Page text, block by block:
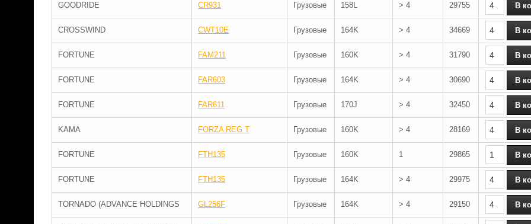
GOODRIDE CR931 Грузовые 158L > 4 29755
CROSSWIND CWT10E Грузовые 164K > 4 34669
FORTUNE FAM211 Грузовые 160K > 4 31790
FORTUNE FAR603 Грузовые 164K > 4 30690
FORTUNE FAR611 Грузовые 170J > 4 32450
KAMA FORZA REG T Грузовые 160K > 4 28169
FORTUNE FTH135 Грузовые 160K 1 29865
FORTUNE FTH135 Грузовые 164K > 4 29975
TORNADO (ADVANCE HOLDINGS GL256F Грузовые 164K > 4 29150